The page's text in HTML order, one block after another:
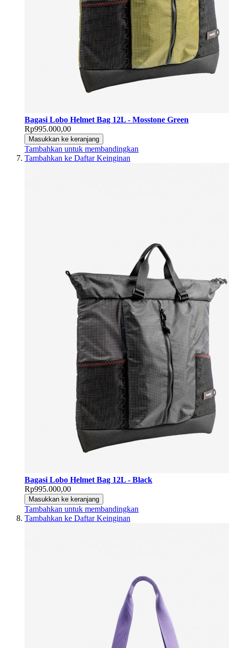
Bagasi Lobo Helmet Bag 12L - Mosstone Green
Rp995.000,00
Masukkan ke keranjang
Tambahkan untuk membandingkan
Tambahkan ke Daftar Keinginan
Bagasi Lobo Helmet Bag 12L - Black
Rp995.000,00
Masukkan ke keranjang
Tambahkan untuk membandingkan
Tambahkan ke Daftar Keinginan